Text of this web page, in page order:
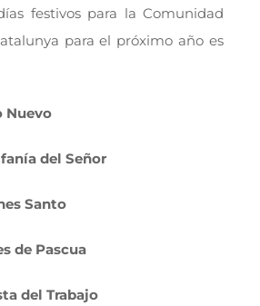
festivos para la Comunidad
para el próximo año es
Nuevo
del Señor
Santo
de Pascua
del Trabajo